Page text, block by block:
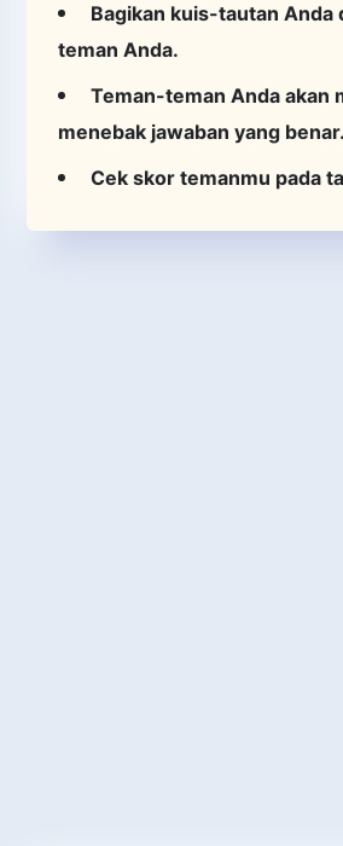
Bagikan kuis-tautan Anda
teman Anda.
Teman-teman Anda akan
menebak jawaban yang benar.
Cek skor temanmu pada